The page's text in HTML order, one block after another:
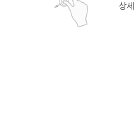
상